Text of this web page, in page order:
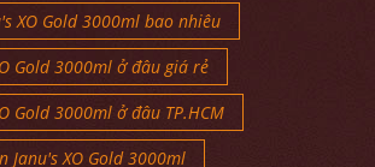
XO Gold 3000ml bao nhiêu
Gold 3000ml ở đâu giá rẻ
Gold 3000ml ở đâu TP.HCM
Janu's XO Gold 3000ml